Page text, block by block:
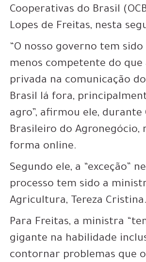
Cooperativas do Brasil
Lopes de Freitas, nesta
“O nosso governo tem
menos competente do que
privada na comunicação
Brasil lá fora,
agro”, afirmou ele, durante
Brasileiro do Agronegócio,
forma online.
Segundo ele, a “exceção”
processo tem sido a
Agricultura, Tereza Cristina.
Para Freitas, a ministra
gigante na habilidade
contornar problemas que